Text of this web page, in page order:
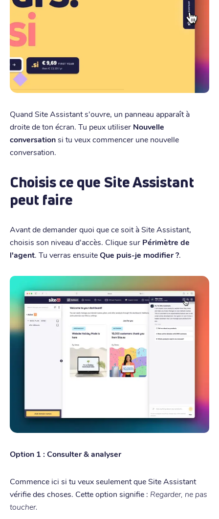
Quand Site Assistant s'ouvre, un panneau apparaît à
droite de ton écran. Tu peux utiliser Nouvelle
conversationsi tu veux commencer une nouvelle
conversation.
Choisis ce que Site Assistant
peut faire
Avant de demander quoi que ce soit à Site Assistant,
choisis son niveau d'accès. Clique sur Périmètre de
l'agent. Tu verras ensuiteQue puis-je modifier ?.
Option 1 : Consulter & analyser
Commence ici si tu veux seulement que Site Assistant
vérifie des choses. Cette option signifie : Regarder, ne pas
toucher.